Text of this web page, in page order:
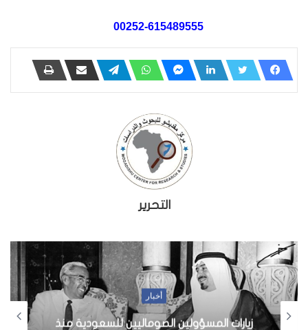
00252-615489555
التحرير
أخبار
زيارات المسؤولين الصوماليين للسعودية منذ